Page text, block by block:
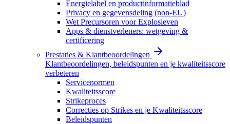
Energielabel en productinformatieblad
Privacy en gegevensdeling (non-EU)
Wet Precursoren voor Explosieven
Apps & dienstverleners: wetgeving &
certificering
Prestaties & Klantbeoordelingen
Klantbeoordelingen, beleidspunten en je kwaliteitsscore
verbeteren
Servicenormen
Kwaliteitsscore
Strikeproces
Correcties op Strikes en je Kwaliteitsscore
Beleidspunten